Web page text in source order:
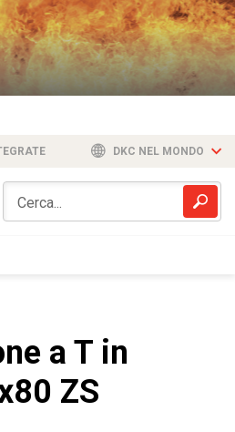
DKC NEL MONDO
a T in
ZS